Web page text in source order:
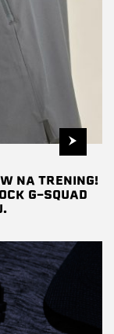
NA TRENING!
G-SQUAD